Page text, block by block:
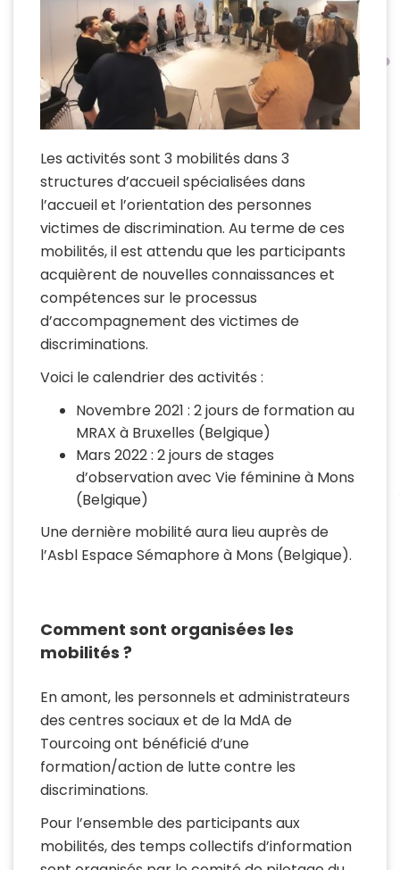
Les activités sont 3 mobilités dans 3
structures d’accueil spécialisées dans
l’accueil et l’orientation des personnes
victimes de discrimination. Au terme de ces
mobilités, il est attendu que les participants
acquièrent de nouvelles connaissances et
compétences sur le processus
d’accompagnement des victimes de
discriminations.
Voici le calendrier des activités :
Novembre 2021 : 2 jours de formation au
MRAX à Bruxelles (Belgique)
Mars 2022 : 2 jours de stages
d’observation avec Vie féminine à Mons
(Belgique)
Une dernière mobilité aura lieu auprès de
l’Asbl Espace Sémaphore à Mons (Belgique).
Comment sont organisées les
mobilités ?
En amont, les personnels et administrateurs
des centres sociaux et de la MdA de
Tourcoing ont bénéficié d’une
formation/action de lutte contre les
discriminations.
Pour l’ensemble des participants aux
mobilités, des temps collectifs d’information